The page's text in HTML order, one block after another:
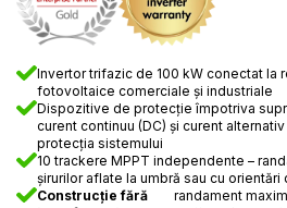
Invertor trifazic de 100 kW conectat la
fotovoltaice comerciale și industriale
Dispozitive de protecție împotriva
curent continuu (DC) și curent
protecția sistemului
10 trackere MPPT independente –
șirurilor aflate la umbră sau cu orientări
Construcție fără
randament